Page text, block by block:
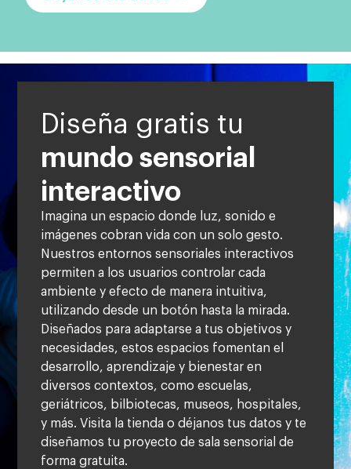
Diseña gratis tu
mundo sensorial
interactivo
Imagina un espacio donde luz, sonido e
imágenes cobran vida con un solo gesto.
Nuestros entornos sensoriales interactivos
permiten a los usuarios controlar cada
ambiente y efecto de manera intuitiva,
utilizando desde un botón hasta la mirada.
Diseñados para adaptarse a tus objetivos y
necesidades, estos espacios fomentan el
desarrollo, aprendizaje y bienestar en
diversos contextos, como escuelas,
geriátricos, bilbiotecas, museos, hospitales,
y más. Visita la tienda o déjanos tus datos y te
diseñamos tu proyecto de sala sensorial de
forma gratuita.​